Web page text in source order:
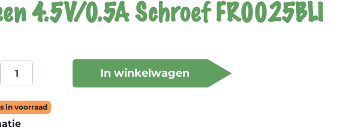
4.5V/0.5A Schroef FR0025BLI
In winkelwagen
in voorraad